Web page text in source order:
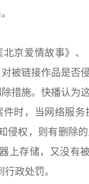
京爱情故事》
被链接作品是否
措施。快播认为
件时，当网络服
侵权，则有删除
上存储，又没有
政处罚。